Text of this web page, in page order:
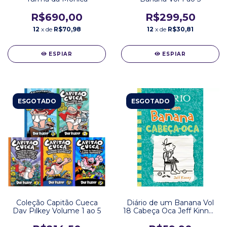
R$690,00
12 x de R$70,98
ESPIAR
R$299,50
12 x de R$30,81
ESPIAR
ESGOTADO
Coleção Capitão Cueca
Dav Pilkey Volume 1 ao 5
ESGOTADO
Diário de um Banana Vol
18 Cabeça Oca Jeff Kinney